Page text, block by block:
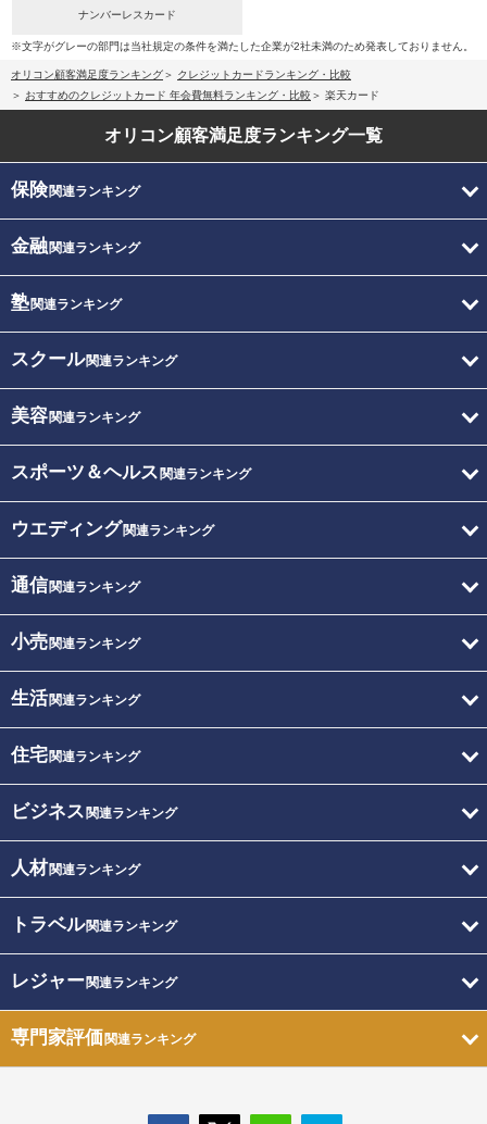
ナンバーレスカード
※文字がグレーの部門は当社規定の条件を満たした企業が2社未満のため発表しておりません。
オリコン顧客満足度ランキング
クレジットカードランキング・比較
おすすめのクレジットカード 年会費無料ランキング・比較
楽天カード
オリコン顧客満足度ランキング一覧
保険関連ランキング
金融関連ランキング
塾関連ランキング
スクール関連ランキング
美容関連ランキング
スポーツ＆ヘルス 関連ランキング
ウエディング関連ランキング
通信関連ランキング
小売関連ランキング
生活関連ランキング
住宅関連ランキング
ビジネス 関連ランキング
人材関連ランキング
トラベル関連ランキング
レジャー関連ランキング
専門家評価関連ランキング